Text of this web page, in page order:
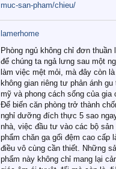
muc-san-pham/chieu/
lamerhome
Phòng ngủ không chỉ đơn thuần
để chúng ta ngả lưng sau một
làm việc mệt mỏi, mà đây còn là
không gian riêng tư phản ánh gu
mỹ và phong cách sống của gia
Để biến căn phòng trở thành
nghỉ dưỡng đích thực 5 sao
nhà, việc đầu tư vào các bộ sản
phẩm chăn ga gối đệm cao cấp
điều vô cùng cần thiết. Những
phẩm này không chỉ mang lại